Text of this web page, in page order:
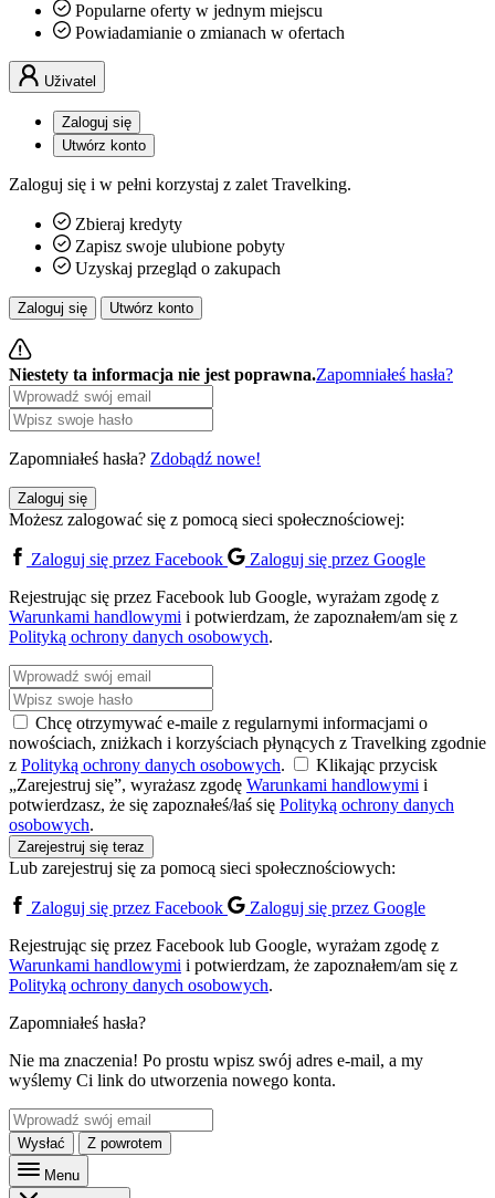
Popularne oferty w jednym miejscu
Powiadamianie o zmianach w ofertach
Uživatel
Zaloguj się
Utwórz konto
Zaloguj się i w pełni korzystaj z zalet Travelking.
Zbieraj kredyty
Zapisz swoje ulubione pobyty
Uzyskaj przegląd o zakupach
Zaloguj się Utwórz konto
Niestety ta informacja nie jest poprawna.Zapomniałeś hasła?
Zapomniałeś hasła? Zdobądź nowe!
Zaloguj się
Możesz zalogować się z pomocą sieci społecznościowej:
Zaloguj się przez Facebook
Zaloguj się przez Google
Rejestrując się przez Facebook lub Google, wyrażam zgodę z
Warunkami handlowymi i potwierdzam, że zapoznałem/am się z
Polityką ochrony danych osobowych.
Chcę otrzymywać e-maile z regularnymi informacjami o
nowościach, zniżkach i korzyściach płynących z Travelking zgodnie
z Polityką ochrony danych osobowych.
Klikając przycisk
„Zarejestruj się”, wyrażasz zgodę Warunkami handlowymi i
potwierdzasz, że się zapoznałeś/łaś się Polityką ochrony danych
osobowych.
Zarejestruj się teraz
Lub zarejestruj się za pomocą sieci społecznościowych:
Zaloguj się przez Facebook
Zaloguj się przez Google
Rejestrując się przez Facebook lub Google, wyrażam zgodę z
Warunkami handlowymi i potwierdzam, że zapoznałem/am się z
Polityką ochrony danych osobowych.
Zapomniałeś hasła?
Nie ma znaczenia! Po prostu wpisz swój adres e-mail, a my
wyślemy Ci link do utworzenia nowego konta.
Wysłać
Z powrotem
Menu